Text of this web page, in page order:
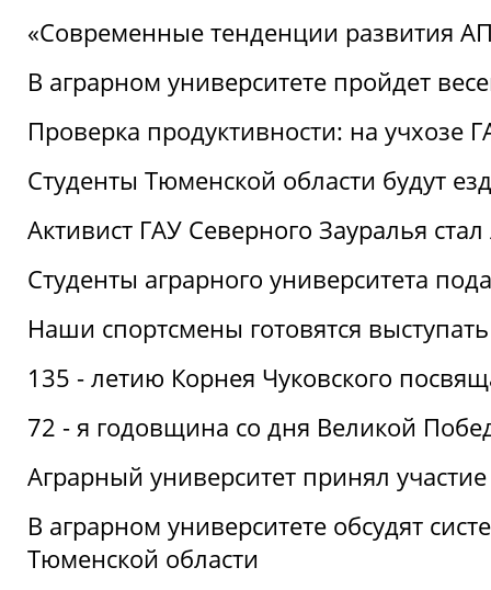
«Современные тенденции развития
В аграрном университете пройдет
Проверка продуктивности: на учхозе
Студенты Тюменской области будут
Активист ГАУ Северного Зауралья
Студенты аграрного университета
Наши спортсмены готовятся
135 - летию Корнея Чуковского
72 - я годовщина со дня Великой
Аграрный университет принял
В аграрном университете обсудят
Тюменской области